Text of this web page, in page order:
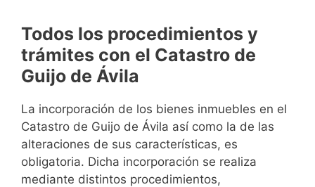
Todos los procedimientos y
trámites con el Catastro de
Guijo de Ávila
La incorporación de los bienes inmuebles en el
Catastro de Guijo de Ávila así como la de las
alteraciones de sus características, es
obligatoria. Dicha incorporación se realiza
mediante distintos procedimientos,